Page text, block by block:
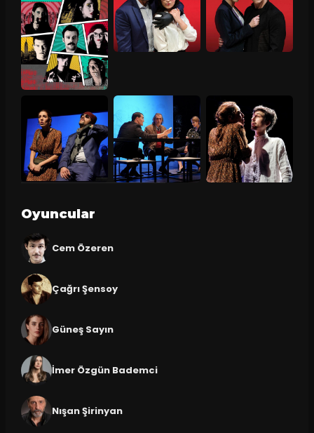
Oyuncular
Cem Özeren
Çağrı Şensoy
Güneş Sayın
İmer Özgün Bademci
Nışan Şirinyan